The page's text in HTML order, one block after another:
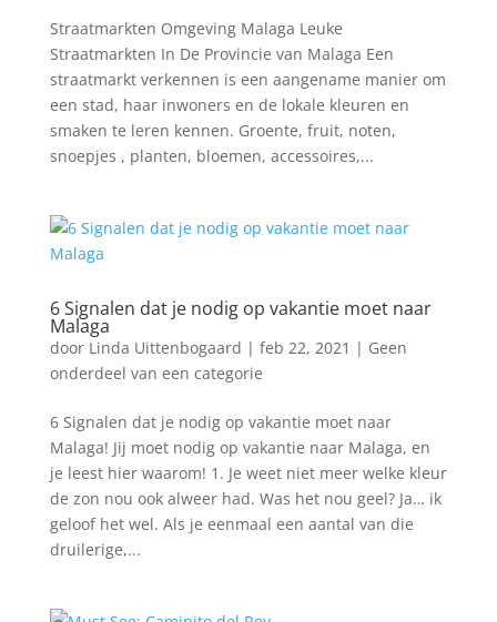
Straatmarkten Omgeving Malaga Leuke
Straatmarkten In De Provincie van Malaga Een
straatmarkt verkennen is een aangename manier om
een stad, haar inwoners en de lokale kleuren en
smaken te leren kennen. Groente, fruit, noten,
snoepjes , planten, bloemen, accessoires,...
6 Signalen dat je nodig op vakantie moet naar
Malaga
door Linda Uittenbogaard | feb 22, 2021 | Geen
onderdeel van een categorie
6 Signalen dat je nodig op vakantie moet naar
Malaga! Jij moet nodig op vakantie naar Malaga, en
je leest hier waarom! 1. Je weet niet meer welke kleur
de zon nou ook alweer had. Was het nou geel? Ja… ik
geloof het wel. Als je eenmaal een aantal van die
druilerige,...